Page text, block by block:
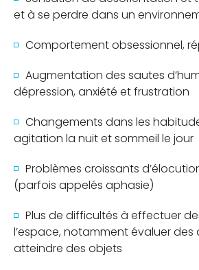
et à se perdre dans un
Comportement obsessionnel,
Augmentation des sautes
dépression, anxiété et frustration
Changements dans les
agitation la nuit et sommeil le jour
Problèmes croissants
(parfois appelés aphasie)
Plus de difficultés à effectuer
l’espace, notamment évaluer
atteindre des objets